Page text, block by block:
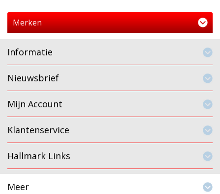
Merken
Informatie
Nieuwsbrief
Mijn Account
Klantenservice
Hallmark Links
Meer